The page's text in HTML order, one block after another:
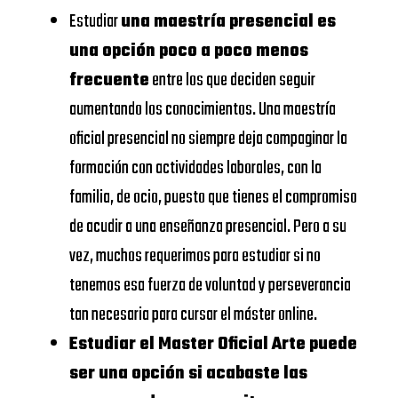
Business
School
https://www.eae.es/
URJC
Universidad
Rey Juan
Carlos
https://www.urjc.es/
VIU
Universidad
Internacional
de Valencia
https://
UDIMA https://www.udima.es/
Centros dónde
SCHOOL
UNIVERSIDAD
DE
NAVARRA –
SCHOOL
OF
ECONOMICS
AND
BUSINESS
UNIVERSIDAD
CALORS III
Estudiaruna maestría presencial es
una opción poco a poco menos
frecuenteentre los que deciden seguir
aumentando los conocimientos. Una maestría
oficial presencial no siempre deja compaginar la
formación con actividades laborales, con la
familia, de ocio, puesto que tienes el compromiso
de acudir a una enseñanza presencial. Pero a su
vez, muchos requerimos para estudiar si no
tenemos esa fuerza de voluntad y perseverancia
tan necesaria para cursar el máster online.
Estudiar el Master Oficial Arte puede
ser una opción si acabaste las